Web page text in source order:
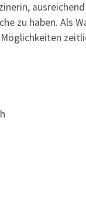
zu haben. Als